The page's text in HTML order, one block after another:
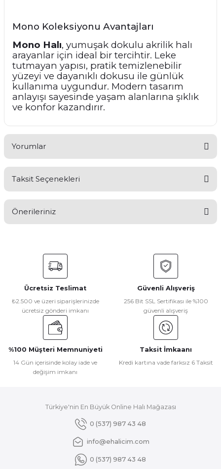
Mono Koleksiyonu Avantajları
Mono Halı, yumuşak dokulu akrilik halı
arayanlar için ideal bir tercihtir. Leke
tutmayan yapısı, pratik temizlenebilir
yüzeyi ve dayanıklı dokusu ile günlük
kullanıma uygundur. Modern tasarım
anlayışı sayesinde yaşam alanlarına şıklık
ve konfor kazandırır.
Yorumlar
Yorum Yaz
Taksit Seçenekleri
Önerileriniz
konularda yetersiz gördüğünüz noktaları öneri formunu
kullanarak tarafımıza iletebilirsiniz.
Görüş ve önerileriniz için teşekkür ederiz.
Ürün resmi kalitesiz, bozuk veya görüntülenemiyor.
Ürün açıklamasında eksik bilgiler bulunuyor.
Ürün bilgilerinde hatalar bulunuyor.
Ürün fiyatı diğer sitelerden daha pahalı.
Gönder
Ücretsiz Teslimat
₺2.500 ve üzeri siparişlerinizde
ücretsiz gönderi imkanı
Güvenli Alışveriş
256 Bit SSL Sertifikası ile %100
güvenli alışveriş
%100 Müşteri Memnuniyeti
14 Gün içerisinde kolay iade ve
değişim imkanı
Taksit İmkaanı
Kredi kartına vade farksız 6 Taksit
Türkiye'nin En Büyük Online Halı Mağazası
0 (537) 987 43 48
info@ehalicim.com
0 (537) 987 43 48